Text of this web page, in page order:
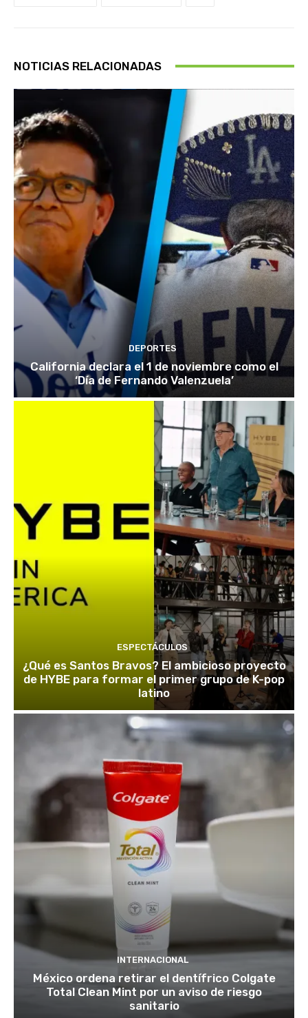
NOTICIAS RELACIONADAS
DEPORTES
California declara el 1 de noviembre como el
‘Día de Fernando Valenzuela’
ESPECTÁCULOS
¿Qué es Santos Bravos? El ambicioso proyecto
de HYBE para formar el primer grupo de K-pop
latino
INTERNACIONAL
México ordena retirar el dentífrico Colgate
Total Clean Mint por un aviso de riesgo
sanitario